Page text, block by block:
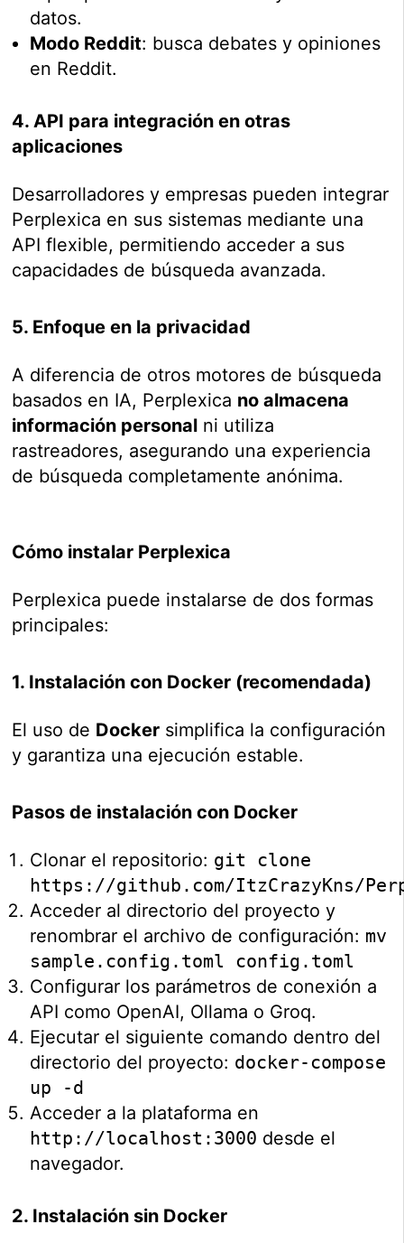
datos.
Modo Reddit: busca debates y opiniones
en Reddit.
4. API para integración en otras
aplicaciones
Desarrolladores y empresas pueden integrar
Perplexica en sus sistemas mediante una
API flexible, permitiendo acceder a sus
capacidades de búsqueda avanzada.
5. Enfoque en la privacidad
A diferencia de otros motores de búsqueda
basados en IA, Perplexica no almacena
información personal ni utiliza
rastreadores, asegurando una experiencia
de búsqueda completamente anónima.
Cómo instalar Perplexica
Perplexica puede instalarse de dos formas
principales:
1. Instalación con Docker (recomendada)
El uso de Docker simplifica la configuración
y garantiza una ejecución estable.
Pasos de instalación con Docker
Clonar el repositorio: git clone
https://github.com/ItzCrazyKns/
Acceder al directorio del proyecto y
renombrar el archivo de configuración: mv
sample.config.toml config.toml
Configurar los parámetros de conexión a
API como OpenAI, Ollama o Groq.
Ejecutar el siguiente comando dentro del
directorio del proyecto: docker-compose
up -d
Acceder a la plataforma en
http://localhost:3000 desde el
navegador.
2. Instalación sin Docker